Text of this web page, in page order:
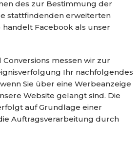
des zur Bestimmung der
stattfindenden erweiterten
handelt Facebook als unser
messen wir zur
Ihr nachfolgendes
Sie über eine Werbeanzeige
Website gelangt sind. Die
auf Grundlage einer
Auftragsverarbeitung durch